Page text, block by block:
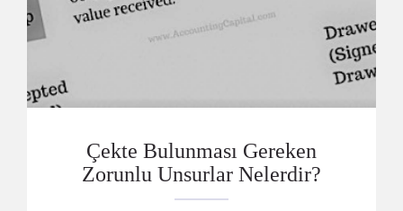
Çekte Bulunması Gereken
Zorunlu Unsurlar Nelerdir?